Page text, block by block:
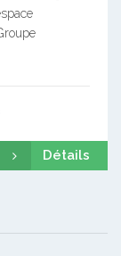
Détails